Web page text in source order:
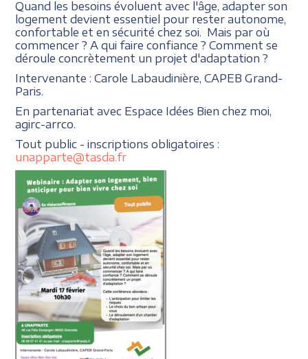
Quand les besoins évoluent avec l'âge, adapter son
logement devient essentiel pour rester autonome,
confortable et en sécurité chez soi. Mais par où
commencer ? A qui faire confiance ? Comment se
déroule concrètement un projet d'adaptation ?
Intervenante : Carole Labaudinière, CAPEB Grand-
Paris.
En partenariat avec Espace Idées Bien chez moi,
agirc-arrco.
Tout public - inscriptions obligatoires :
unapparte@tasda.fr